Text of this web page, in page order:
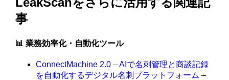
事
📊 業務効率化・自動化ツール
ConnectMachine 2.0 – AIで名刺管理と商談記録
を自動化するデジタル名刺プラットフォーム –